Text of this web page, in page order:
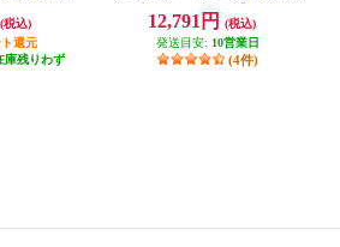
(税込)
還元
庫残りわず
7PB
12,791円
(税込)
発送目安: 10営業日
(4件)